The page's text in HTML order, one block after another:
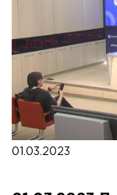
01.03.2023